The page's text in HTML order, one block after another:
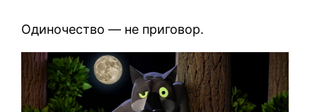
Одиночество — не приговор.